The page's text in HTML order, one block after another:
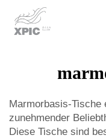
Marmorbasis-Tische
zunehmender
Diese Tische sind